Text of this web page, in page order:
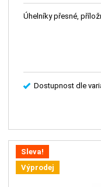
Úhelníky přesné,
Dostupnost dle
Sleva!
Výprodej